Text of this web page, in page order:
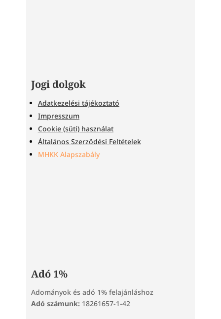
Jogi dolgok
Adatkezelési tájékoztató
Impresszum
Cookie (süti) használat
Általános Szerződési Feltételek
MHKK Alapszabály
Adó 1%
Adományok és adó 1% felajánláshoz
Adó számunk: 18261657-1-42